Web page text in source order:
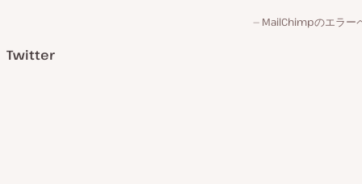
MailChimpのエラー
Twitter